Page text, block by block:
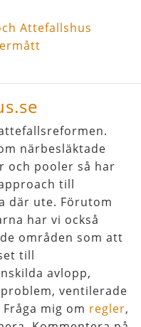
Attefallshus
närbesläktade
och pooler så har
till
där ute. Förutom
har vi också
områden som att
till
avlopp,
ventilerade
mig om regler,